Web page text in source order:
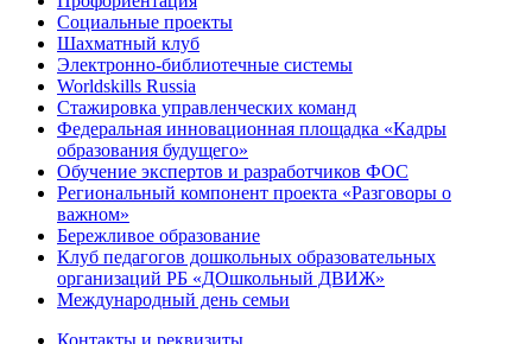
Социальные проекты
Шахматный клуб
Электронно-библиотечные системы
Worldskills Russia
Стажировка управленческих команд
Федеральная инновационная площадка «Кадры
образования будущего»
Обучение экспертов и разработчиков ФОС
Региональный компонент проекта «Разговоры о
важном»
Бережливое образование
Клуб педагогов дошкольных образовательных
организаций РБ «ДОшкольный ДВИЖ»
Международный день семьи
Контакты и реквизиты